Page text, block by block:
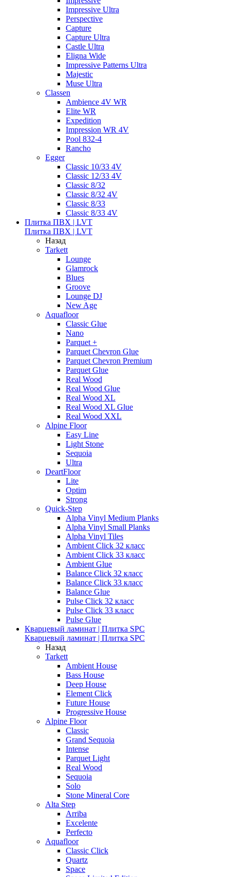
Impressive Ultra
Perspective
Capture
Capture Ultra
Castle Ultra
Eligna Wide
Impressive Patterns Ultra
Majestic
Muse Ultra
Classen
Ambience 4V WR
Elite WR
Expedition
Impression WR 4V
Pool 832-4
Rancho
Egger
Classic 10/33 4V
Classic 12/33 4V
Classic 8/32
Classic 8/32 4V
Classic 8/33
Classic 8/33 4V
Плитка ПВХ | LVT
Плитка ПВХ | LVT
Назад
Tarkett
Lounge
Glamrock
Blues
Groove
Lounge DJ
New Age
Aquafloor
Classic Glue
Nano
Parquet +
Parquet Chevron Glue
Parquet Chevron Premium
Parquet Glue
Real Wood
Real Wood Glue
Real Wood XL
Real Wood XL Glue
Real Wood XXL
Alpine Floor
Easy Line
Light Stone
Sequoia
Ultra
DeartFloor
Lite
Optim
Strong
Quick-Step
Alpha Vinyl Medium Planks
Alpha Vinyl Small Planks
Alpha Vinyl Tiles
Ambient Click 32 класс
Ambient Click 33 класс
Ambient Glue
Balance Click 32 класс
Balance Click 33 класс
Balance Glue
Pulse Click 32 класс
Pulse Click 33 класс
Pulse Glue
Кварцевый ламинат | Плитка SPC
Кварцевый ламинат | Плитка SPC
Назад
Tarkett
Ambient House
Bass House
Deep House
Element Click
Future House
Progressive House
Alpine Floor
Classic
Grand Sequoia
Intense
Parquet Light
Real Wood
Sequoia
Solo
Stone Mineral Core
Alta Step
Arriba
Excelente
Perfecto
Aquafloor
Classic Click
Quartz
Space